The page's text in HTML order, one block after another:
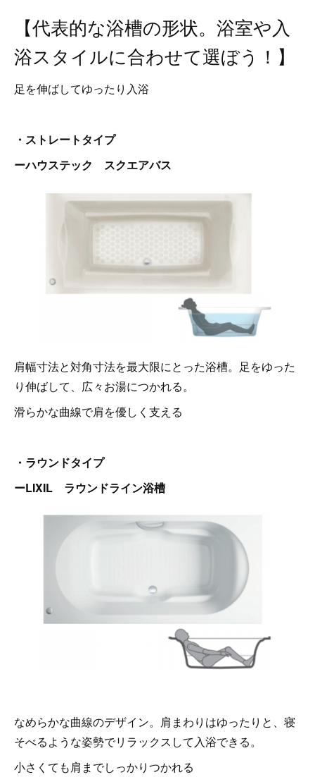
【代表的な浴槽の形状。浴室や入
浴スタイルに合わせて選ぼう！】
足を伸ばしてゆったり入浴
・ストレートタイプ
ーハウステック スクエアバス
肩幅寸法と対角寸法を最大限にとった浴槽。足をゆった
り伸ばして、広々お湯につかれる。
滑らかな曲線で肩を優しく支える
・ラウンドタイプ
ーLIXIL ラウンドライン浴槽
なめらかな曲線のデザイン。肩まわりはゆったりと、寝
そべるような姿勢でリラックスして入浴できる。
小さくても肩までしっかりつかれる